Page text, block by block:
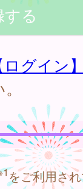
ログイン
をご利用さ